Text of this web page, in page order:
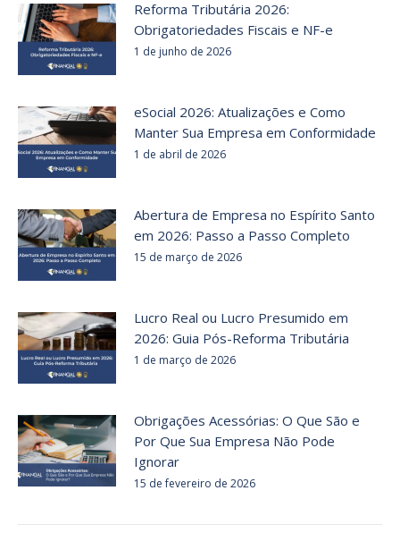
Reforma Tributária 2026:
Obrigatoriedades Fiscais e NF-e
1 de junho de 2026
eSocial 2026: Atualizações e Como
Manter Sua Empresa em Conformidade
1 de abril de 2026
Abertura de Empresa no Espírito Santo
em 2026: Passo a Passo Completo
15 de março de 2026
Lucro Real ou Lucro Presumido em
2026: Guia Pós-Reforma Tributária
1 de março de 2026
Obrigações Acessórias: O Que São e
Por Que Sua Empresa Não Pode
Ignorar
15 de fevereiro de 2026